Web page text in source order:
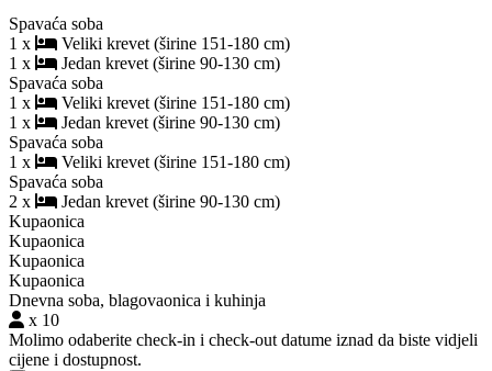
Spavaća soba
1 x
Veliki krevet (širine 151-180 cm)
1 x
Jedan krevet (širine 90-130 cm)
Spavaća soba
1 x
Veliki krevet (širine 151-180 cm)
1 x
Jedan krevet (širine 90-130 cm)
Spavaća soba
1 x
Veliki krevet (širine 151-180 cm)
Spavaća soba
2 x
Jedan krevet (širine 90-130 cm)
Kupaonica
Kupaonica
Kupaonica
Kupaonica
Dnevna soba, blagovaonica i kuhinja
x 10
Molimo odaberite check-in i check-out datume iznad da biste vidjeli
cijene i dostupnost.